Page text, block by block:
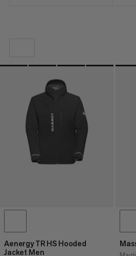
LA
Aenergy TR HS Hooded
Jacket Men